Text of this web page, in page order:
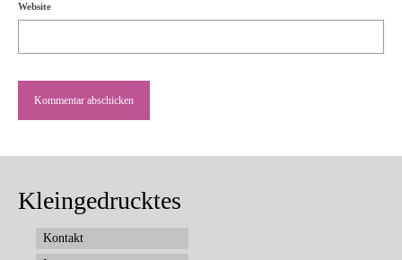
Website
Kleingedrucktes
Kontakt